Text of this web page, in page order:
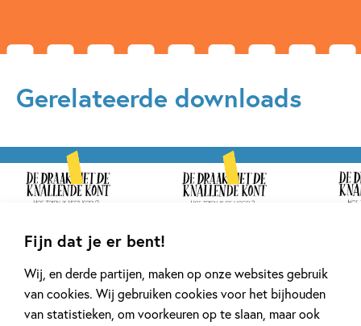
Fijn dat je er bent!
Wij, en derde partijen, maken op onze websites gebruik
van cookies. Wij gebruiken cookies voor het bijhouden
van statistieken, om voorkeuren op te slaan, maar ook
Gerelateerde downloads